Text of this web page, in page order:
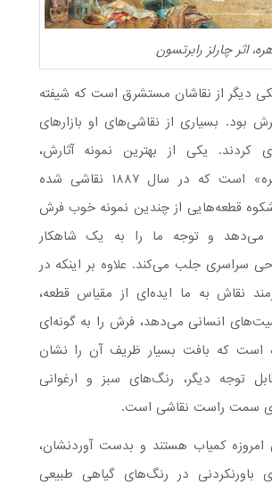
اثر چارلز رابرتسون
دیگر از نقاشان مستشرق است که شیفته
بود. بسیاری از نقاشی‌های او بازارهای
کردند. یکی از بهترین نمونه آثارش،
«فرش‌فروش قاهره» است که در سال ۱۸۸۷ نقاشی شده
قطعه‌هایی از چندین نمونه خوب فرش
می‌دهد و توجه ما را به یک شاهکار
سراسری جلب می‌کند. علاوه بر اینکه در
نقاش به ما ایده‌ای از مقیاس قطعه،
انسانی می‌دهد، فرش را به گونه‌ای
است که بافت بسیار ظریف آن را نشان
توجه دیگر، رنگ‌های سبز و ارغوانی
سمت راست نقاشی است.
کمیاب هستند و بدست آوردنشان،
باورنکردنی در رنگ‌های گیاهی طبیعی